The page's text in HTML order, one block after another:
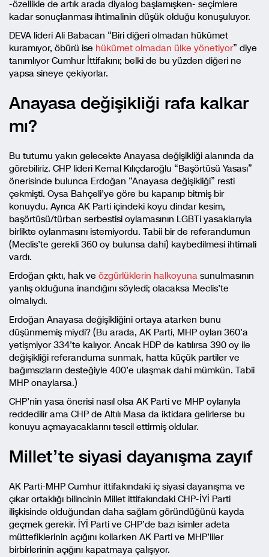
-özellikle de artık arada diyalog başlamışken- seçimlere
kadar sonuçlanması ihtimalinin düşük olduğu konuşuluyor.
DEVA lideri Ali Babacan “Biri diğeri olmadan hükûmet
kuramıyor, öbürü ise hükûmet olmadan ülke yönetiyor” diye
tanımlıyor Cumhur İttifakını; belki de bu yüzden diğeri ne
yapsa sineye çekiyorlar.
Anayasa değişikliği rafa kalkar
mı?
Bu tutumu yakın gelecekte Anayasa değişikliği alanında da
görebiliriz. CHP lideri Kemal Kılıçdaroğlu “Başörtüsü Yasası”
önerisinde bulunca Erdoğan “Anayasa değişikliği” resti
çekmişti. Oysa Bahçeli’ye göre bu kapanıp bitmiş bir
konuydu. Ayrıca AK Parti içindeki koyu dindar kesim,
başörtüsü/türban serbestisi oylamasının LGBTi yasaklarıyla
birlikte oylanmasını istemiyordu. Tabii bir de referandumun
(Meclis’te gerekli 360 oy bulunsa dahi) kaybedilmesi ihtimali
vardı.
Erdoğan çıktı, hak ve özgürlüklerin halkoyuna sunulmasının
yanlış olduğuna inandığını söyledi; olacaksa Meclis’te
olmalıydı.
Erdoğan Anayasa değişikliğini ortaya atarken bunu
düşünmemiş miydi? (Bu arada, AK Parti, MHP oyları 360’a
yetişmiyor 334’te kalıyor. Ancak HDP de katılırsa 390 oy ile
değişikliği referanduma sunmak, hatta küçük partiler ve
bağımsızların desteğiyle 400’e ulaşmak dahi mümkün. Tabii
MHP onaylarsa.)
CHP’nin yasa önerisi nasıl olsa AK Parti ve MHP oylarıyla
reddedilir ama CHP de Altılı Masa da iktidara gelirlerse bu
konuyu açmayacaklarını tescil ettirmiş oldular.
Millet’te siyasi dayanışma zayıf
AK Parti-MHP Cumhur ittifakındaki iç siyasi dayanışma ve
çıkar ortaklığı bilincinin Millet ittifakındaki CHP-İYİ Parti
ilişkisinde olduğundan daha sağlam göründüğünü kayda
geçmek gerekir. İYİ Parti ve CHP’de bazı isimler adeta
müttefiklerinin açığını kollarken AK Parti ve MHP’liler
birbirlerinin açığını kapatmaya çalışıyor.